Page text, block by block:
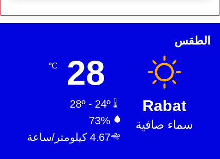
الطقس
Rabat
سماء صافية
28
℃
73%
4.67 كيلومتر/ساعة